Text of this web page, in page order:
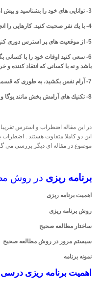
3- توانایی های خود را بشناسید و بیش
4- با یك نفر صحبت كنید. كارهایی را
5- از موقعیت های پر استرس دوری
6- سعی كنید اوقات خود را با كسانی
باشد و نه با كسانی كه انتقاد كننده و
7- آرام نفس بكشید، به طوری كه
8- تكنیك های آرامش بخش مانند یوگا
در این مقاله اضطراب و استرس تقریبا
این دو کاملا متفاوت هستند .
موضوع در مقاله ای دیگر بررسی می
برنامه ریزی در روش
اهمیت برنامه ریزی
روش برنامه ریزی
ساختار مطالعه صحیح
سیستم مرور در روش مطالعه صحیح
نمونه برنامه
اهمیت برنامه ریزی